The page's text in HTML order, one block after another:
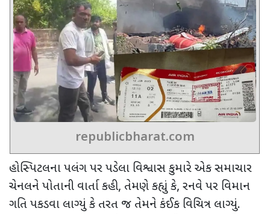
republicbharat.com
હોસ્પિટલના પલંગ પર પડેલા વિશ્વાસ કુમારે એક સમાચાર
ચેનલને પોતાની વાર્તા કહી, તેમણે કહ્યું કે, રનવે પર વિમાન
ગતિ પકડવા લાગ્યું કે તરત જ તેમને કંઈક વિચિત્ર લાગ્યું.